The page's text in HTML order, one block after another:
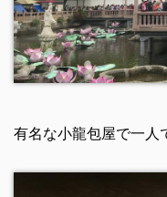
有名な小龍包屋で一